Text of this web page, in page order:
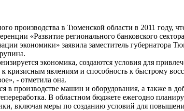
производства в Тюменской области в 2011 году,
«Развитие регионального банковского
экономики» заявила заместитель губернатора
экономика, создаются условия для
кризисным явлениям и способность к быстрому
- отметила она.
в производстве машин и оборудования, а также в
В областном бюджете ежегодно
включая меры по созданию условий для